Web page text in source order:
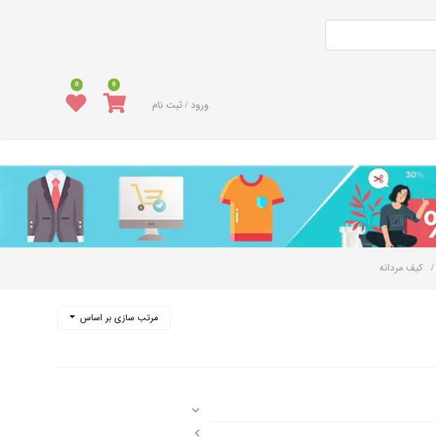
ورود / ثبت نام
0
0
کیف مردانه
مرتب سازی بر اساس